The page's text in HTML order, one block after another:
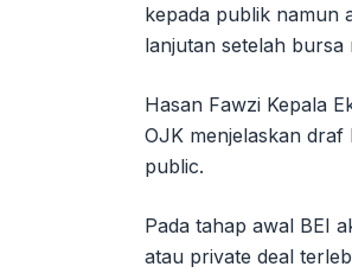
kepada publik namun
lanjutan setelah bursa
Hasan Fawzi Kepala
OJK menjelaskan draf
public.
Pada tahap awal BEI
atau private deal